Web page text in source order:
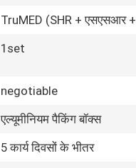
TruMED (SHR + एसएसआर
1set
negotiable
एल्यूमीनियम पैकिंग बॉक्स
5 कार्य दिवसों के भीतर